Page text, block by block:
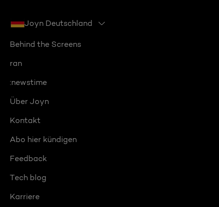
Joyn Deutschland
Behind the Screens
ran
:newstime
Über Joyn
Kontakt
Abo hier kündigen
Feedback
Tech blog
Karriere